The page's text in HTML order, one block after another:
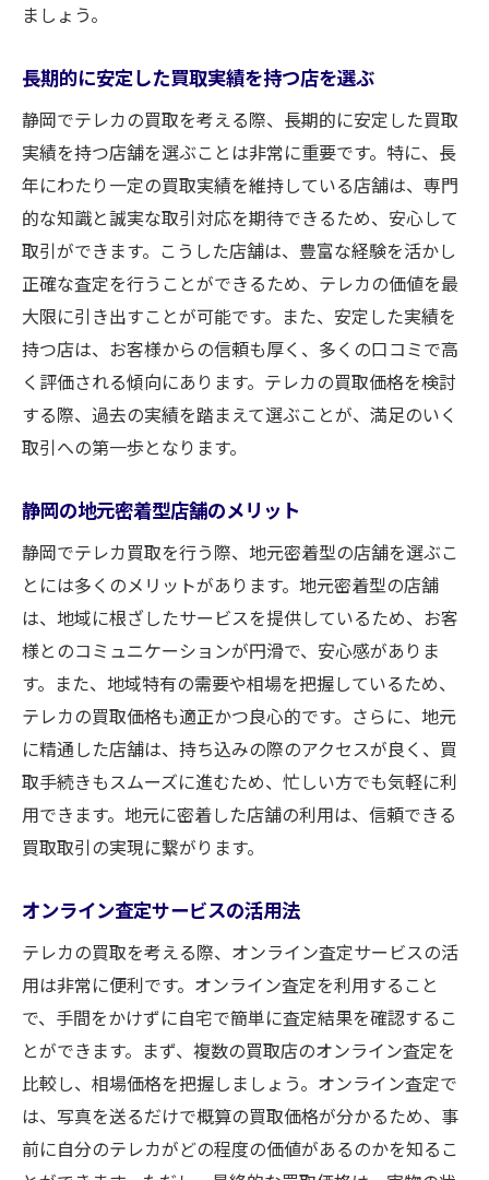
ましょう。
長期的に安定した買取実績を持つ店を選ぶ
静岡でテレカの買取を考える際、長期的に安定した買取
実績を持つ店舗を選ぶことは非常に重要です。特に、長
年にわたり一定の買取実績を維持している店舗は、専門
的な知識と誠実な取引対応を期待できるため、安心して
取引ができます。こうした店舗は、豊富な経験を活かし
正確な査定を行うことができるため、テレカの価値を最
大限に引き出すことが可能です。また、安定した実績を
持つ店は、お客様からの信頼も厚く、多くの口コミで高
く評価される傾向にあります。テレカの買取価格を検討
する際、過去の実績を踏まえて選ぶことが、満足のいく
取引への第一歩となります。
静岡の地元密着型店舗のメリット
静岡でテレカ買取を行う際、地元密着型の店舗を選ぶこ
とには多くのメリットがあります。地元密着型の店舗
は、地域に根ざしたサービスを提供しているため、お客
様とのコミュニケーションが円滑で、安心感がありま
す。また、地域特有の需要や相場を把握しているため、
テレカの買取価格も適正かつ良心的です。さらに、地元
に精通した店舗は、持ち込みの際のアクセスが良く、買
取手続きもスムーズに進むため、忙しい方でも気軽に利
用できます。地元に密着した店舗の利用は、信頼できる
買取取引の実現に繋がります。
オンライン査定サービスの活用法
テレカの買取を考える際、オンライン査定サービスの活
用は非常に便利です。オンライン査定を利用すること
で、手間をかけずに自宅で簡単に査定結果を確認するこ
とができます。まず、複数の買取店のオンライン査定を
比較し、相場価格を把握しましょう。オンライン査定で
は、写真を送るだけで概算の買取価格が分かるため、事
前に自分のテレカがどの程度の価値があるのかを知るこ